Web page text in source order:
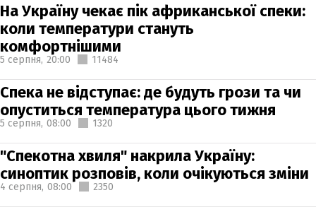
На Україну чекає пік африканської спеки:
коли температури стануть
комфортнішими
5 серпня, 20:00 11484
Спека не відступає: де будуть грози та чи
опуститься температура цього тижня
5 серпня, 08:00 1320
"Спекотна хвиля" накрила Україну:
синоптик розповів, коли очікуються зміни
4 серпня, 08:00 2350